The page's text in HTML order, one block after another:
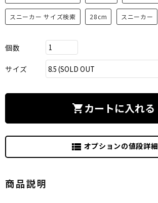
スニーカー サイズ検索 28cm スニーカー
個数
サイズ
shopping_cart カートに入れる
view_list オプションの値段詳細
商品説明